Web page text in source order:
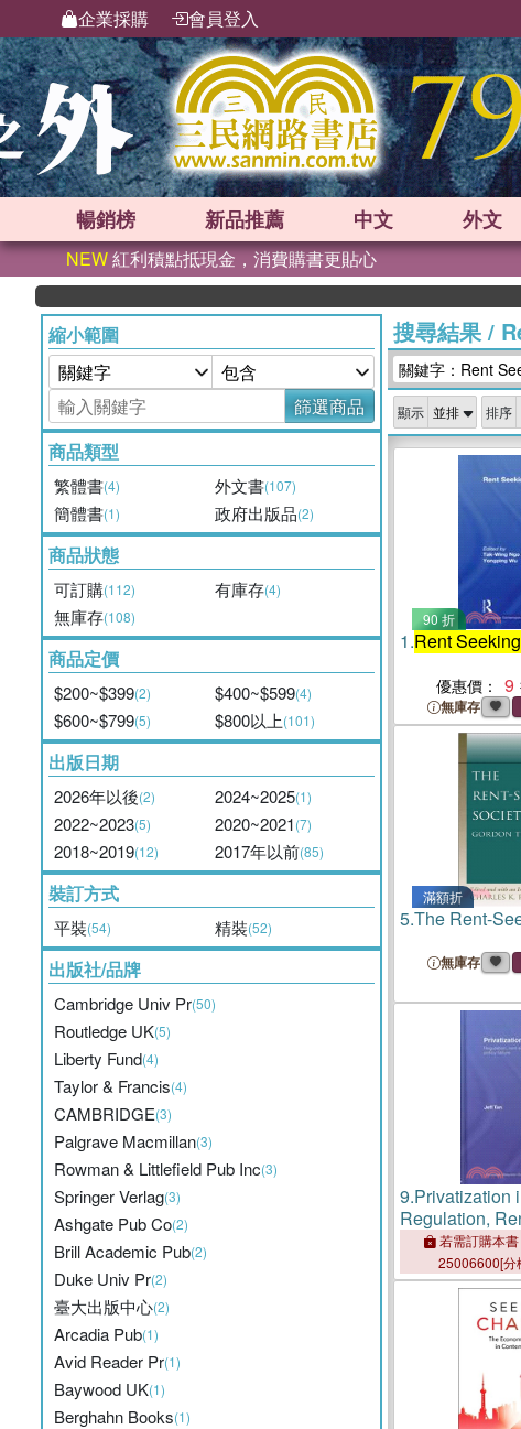
企業採購 會員登入
暢銷榜 新品推薦 中文 外文
NEW紅利積點抵現金，消費購書更貼心
縮小範圍
篩選商品
商品類型
繁體書(4) 外文書(107)
簡體書(1) 政府出版品(2)
商品狀態
可訂購(112) 有庫存(4)
無庫存(108)
商品定價
$200~$399(2) $400~$599(4)
$600~$799(5) $800以上(101)
出版日期
2026年以後(2) 2024~2025(1)
2022~2023(5) 2020~2021(7)
2018~2019(12) 2017年以前(85)
裝訂方式
平裝(54) 精裝(52)
出版社/品牌
Cambridge Univ Pr(50)
Routledge UK(5)
Liberty Fund(4)
Taylor & Francis(4)
CAMBRIDGE(3)
Palgrave Macmillan(3)
Rowman & Littlefield Pub Inc(3)
Springer Verlag(3)
Ashgate Pub Co(2)
Brill Academic Pub(2)
Duke Univ Pr(2)
臺大出版中心(2)
Arcadia Pub(1)
Avid Reader Pr(1)
Baywood UK(1)
Berghahn Books(1)
搜尋結果/
關鍵字：Rent
顯示 排序
90 折
1.Rent
優惠價： 9
無庫存
滿額折
5.The Rent-
無庫存
9.Privatization
Regulation,
Policy Failure
若需訂購本
25006600[分